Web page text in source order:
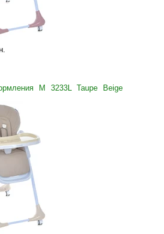
.
M 3233L Taupe Beige